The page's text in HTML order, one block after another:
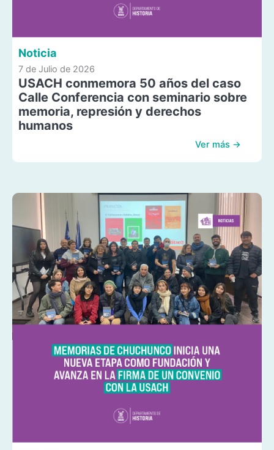
Noticia
7 de Julio de 2026
USACH conmemora 50 años del caso
Calle Conferencia con seminario sobre
memoria, represión y derechos
humanos
Ver más →